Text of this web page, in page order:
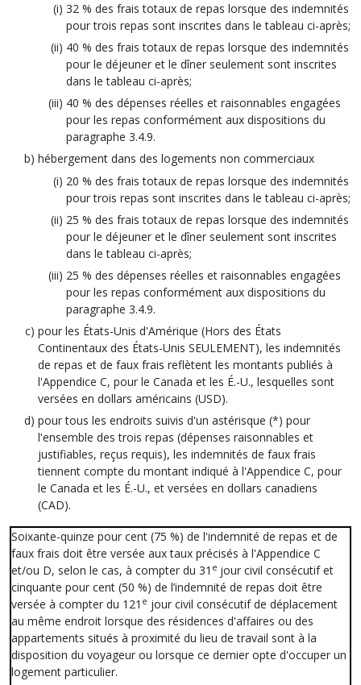
32 % des frais totaux de repas lorsque des indemnités
pour trois repas sont inscrites dans le tableau ci-après;
40 % des frais totaux de repas lorsque des indemnités
pour le déjeuner et le dîner seulement sont inscrites
dans le tableau ci-après;
40 % des dépenses réelles et raisonnables engagées
pour les repas conformément aux dispositions du
paragraphe 3.4.9.
hébergement dans des logements non commerciaux
20 % des frais totaux de repas lorsque des indemnités
pour trois repas sont inscrites dans le tableau ci-après;
25 % des frais totaux de repas lorsque des indemnités
pour le déjeuner et le dîner seulement sont inscrites
dans le tableau ci-après;
25 % des dépenses réelles et raisonnables engagées
pour les repas conformément aux dispositions du
paragraphe 3.4.9.
pour les États-Unis d'Amérique (Hors des États
Continentaux des États-Unis SEULEMENT), les indemnités
de repas et de faux frais reflètent les montants publiés à
l'Appendice C, pour le Canada et les É.-U., lesquelles sont
versées en dollars américains (USD).
pour tous les endroits suivis d'un astérisque (*) pour
l'ensemble des trois repas (dépenses raisonnables et
justifiables, reçus requis), les indemnités de faux frais
tiennent compte du montant indiqué à l'Appendice C, pour
le Canada et les É.-U., et versées en dollars canadiens
(CAD).
Soixante-quinze pour cent (75 %) de l'indemnité de repas et de
faux frais doit être versée aux taux précisés à l'Appendice C
et/ou D, selon le cas, à compter du 31 e jour civil consécutif et
cinquante pour cent (50 %) de l’indemnité de repas doit être
versée à compter du 121 e jour civil consécutif de déplacement
au même endroit lorsque des résidences d'affaires ou des
appartements situés à proximité du lieu de travail sont à la
disposition du voyageur ou lorsque ce dernier opte d'occuper un
logement particulier.